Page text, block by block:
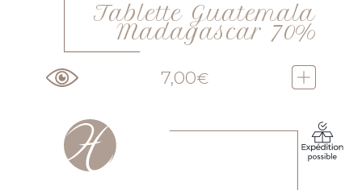
Tablette Guatemala
Madagascar 70%
7,00€